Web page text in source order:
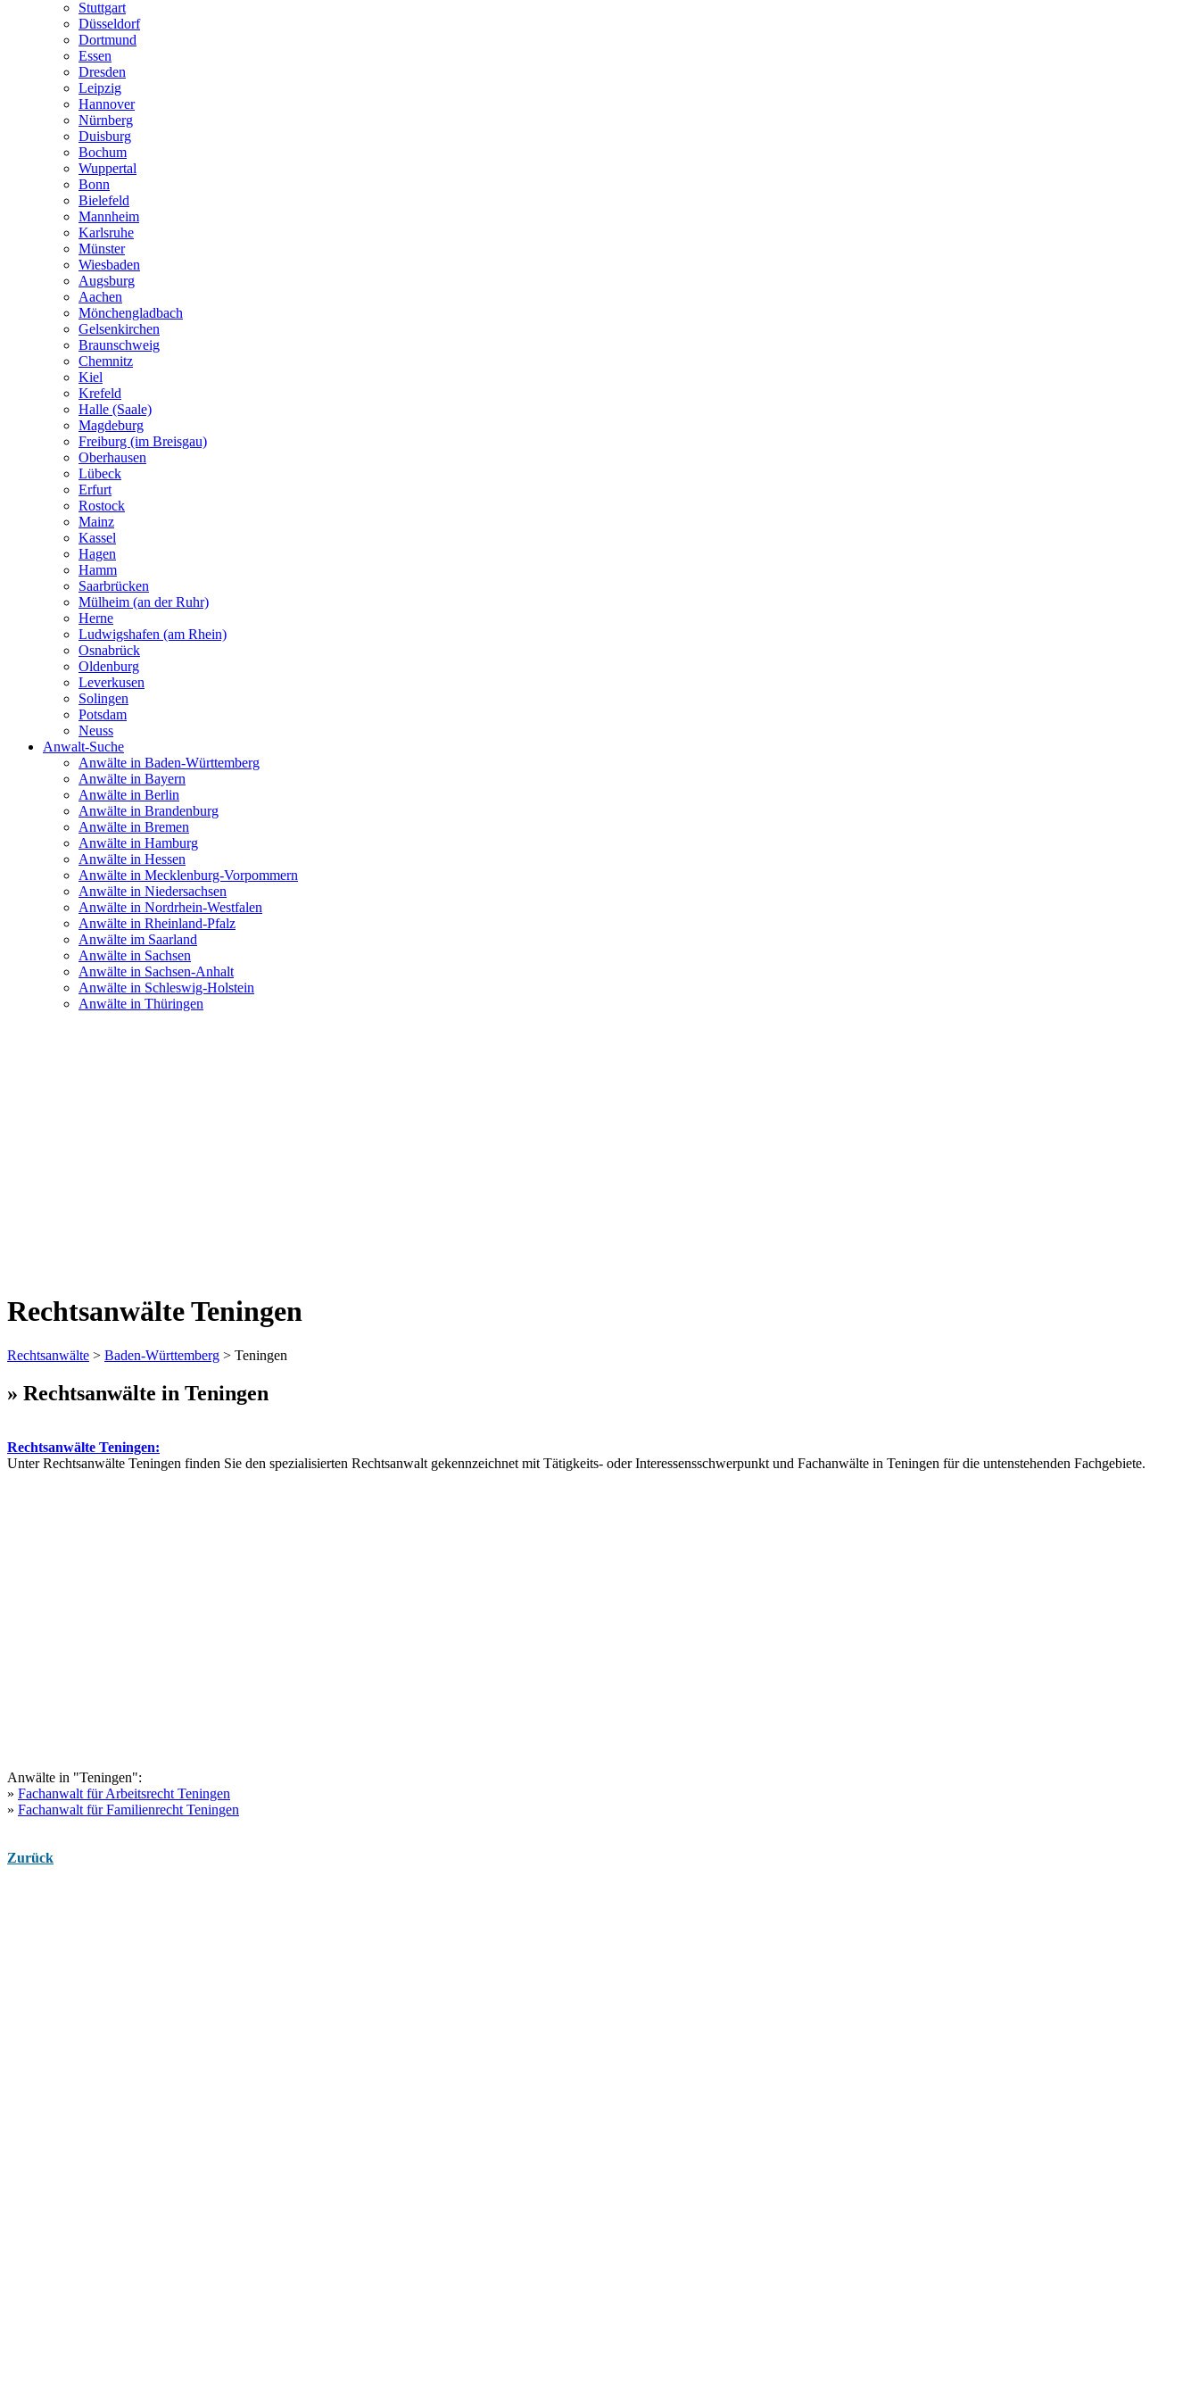
Stuttgart
Düsseldorf
Dortmund
Essen
Dresden
Leipzig
Hannover
Nürnberg
Duisburg
Bochum
Wuppertal
Bonn
Bielefeld
Mannheim
Karlsruhe
Münster
Wiesbaden
Augsburg
Aachen
Mönchengladbach
Gelsenkirchen
Braunschweig
Chemnitz
Kiel
Krefeld
Halle (Saale)
Magdeburg
Freiburg (im Breisgau)
Oberhausen
Lübeck
Erfurt
Rostock
Mainz
Kassel
Hagen
Hamm
Saarbrücken
Mülheim (an der Ruhr)
Herne
Ludwigshafen (am Rhein)
Osnabrück
Oldenburg
Leverkusen
Solingen
Potsdam
Neuss
Anwalt-Suche
Anwälte in Baden-Württemberg
Anwälte in Bayern
Anwälte in Berlin
Anwälte in Brandenburg
Anwälte in Bremen
Anwälte in Hamburg
Anwälte in Hessen
Anwälte in Mecklenburg-Vorpommern
Anwälte in Niedersachsen
Anwälte in Nordrhein-Westfalen
Anwälte in Rheinland-Pfalz
Anwälte im Saarland
Anwälte in Sachsen
Anwälte in Sachsen-Anhalt
Anwälte in Schleswig-Holstein
Anwälte in Thüringen
Rechtsanwälte Teningen
Rechtsanwälte > Baden-Württemberg > Teningen
» Rechtsanwälte in Teningen
Rechtsanwälte Teningen:
Unter Rechtsanwälte Teningen finden Sie den spezialisierten Rechtsanwalt gekennzeichnet mit Tätigkeits- oder Interessensschwerpunkt und Fachanwälte in Teningen für die untenstehenden Fachgebiete.
Anwälte in "Teningen":
» Fachanwalt für Arbeitsrecht Teningen
» Fachanwalt für Familienrecht Teningen
Zurück